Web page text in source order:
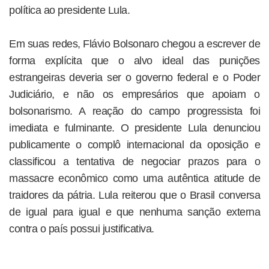
política ao presidente Lula.
Em suas redes, Flávio Bolsonaro chegou a escrever de
forma explícita que o alvo ideal das punições
estrangeiras deveria ser o governo federal e o Poder
Judiciário, e não os empresários que apoiam o
bolsonarismo. A reação do campo progressista foi
imediata e fulminante. O presidente Lula denunciou
publicamente o complô internacional da oposição e
classificou a tentativa de negociar prazos para o
massacre econômico como uma autêntica atitude de
traidores da pátria. Lula reiterou que o Brasil conversa
de igual para igual e que nenhuma sanção externa
contra o país possui justificativa.